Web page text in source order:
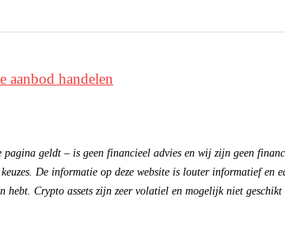
geldt – is geen financieel advies en wij zijn geen
De informatie op deze website is louter informatief en
hebt. Crypto assets zijn zeer volatiel en mogelijk niet geschikt